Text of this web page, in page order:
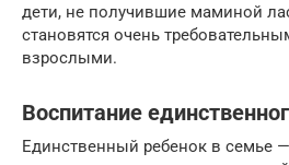
дети, не получившие маминой
становятся очень
взрослыми.
Воспитание
Единственный ребенок в семье